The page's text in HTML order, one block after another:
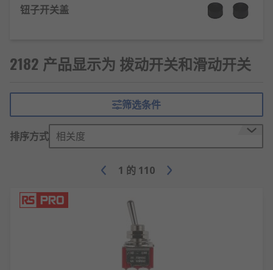
多掷位联动：多极多掷开关通过同一操作柄联
拨动开关的特点
操作直观便捷：拨动动作符合人体工程学，单
手即可完成档位切换，适合需要频繁操作的场
景。
结构紧凑耐用：体积最小可达5mm×8mm，采
击）、耐磨损。
通断可靠性高：触点接触电阻稳定，切换时电
弧抑制设计（如灭弧槽）减少触点损耗，寿命
电压电流适配广：工作电压覆盖3V
10A，适配不同功率电路。
钮子开关盖
2182 产品显示为 拨动开关和滑动开关
筛选条件
排序方式 相关度
1 的 110